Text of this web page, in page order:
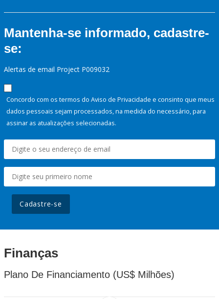
Mantenha-se informado, cadastre-
se:
Alertas de email Project P009032
Concordo com os termos do Aviso de Privacidade e consinto que meus
dados pessoais sejam processados, na medida do necessário, para
assinar as atualizações selecionadas.
Cadastre-se
Finanças
Plano De Financiamento (US$ Milhões)